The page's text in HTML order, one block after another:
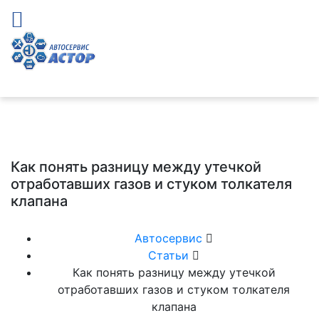
Как понять разницу между утечкой
отработавших газов и стуком толкателя
клапана
Автосервис
Статьи
Как понять разницу между утечкой
отработавших газов и стуком толкателя
клапана